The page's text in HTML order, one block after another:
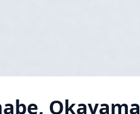
Okayama